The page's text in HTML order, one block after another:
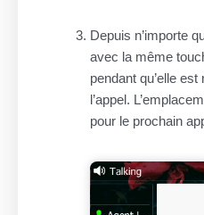
Depuis n’importe
avec la même
pendant qu’elle
l’appel.
pour le prochain